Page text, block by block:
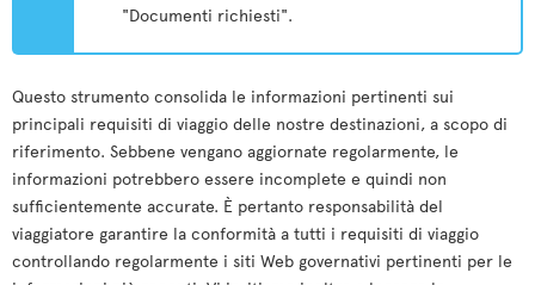
"Documenti richiesti".
Questo strumento consolida le informazioni pertinenti sui
principali requisiti di viaggio delle nostre destinazioni, a scopo di
riferimento. Sebbene vengano aggiornate regolarmente, le
informazioni potrebbero essere incomplete e quindi non
sufficientemente accurate. È pertanto responsabilità del
viaggiatore garantire la conformità a tutti i requisiti di viaggio
controllando regolarmente i siti Web governativi pertinenti per le